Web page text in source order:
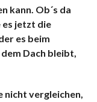
kann. Ob´s da
jetzt die
es beim
Dach bleibt,
nicht vergleichen,